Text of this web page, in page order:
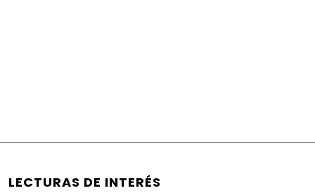
LECTURAS DE INTERÉS